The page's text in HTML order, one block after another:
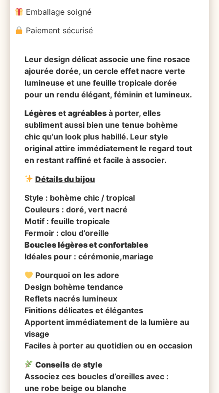
Emballage soigné
Paiement sécurisé
Leur design délicat associe une fine rosace
ajourée dorée, un cercle effet nacre verte
lumineuse et une feuille tropicale dorée
pour un rendu élégant, féminin et lumineux.
Légères et agréables à porter, elles
subliment aussi bien une tenue bohème
chic qu’un look plus habillé. Leur style
original attire immédiatement le regard tout
en restant raffiné et facile à associer.
Détails du bijou
Style : bohème chic / tropical
Couleurs : doré, vert nacré
Motif : feuille tropicale
Fermoir : clou d’oreille
Boucles légères et confortables
Idéales pour : cérémonie,mariage
Pourquoi on les adore
Design bohème tendance
Reflets nacrés lumineux
Finitions délicates et élégantes
Apportent immédiatement de la lumière au
visage
Faciles à porter au quotidien ou en occasion
Conseils destyle
Associez ces boucles d’oreilles avec :
une robe beige ou blanche